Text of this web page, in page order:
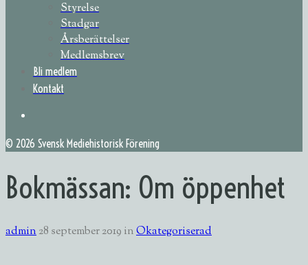
Styrelse
Stadgar
Årsberättelser
Medlemsbrev
Bli medlem
Kontakt
© 2026 Svensk Mediehistorisk Förening
Bokmässan: Om öppenhet
admin28 september 2019 inOkategoriserad